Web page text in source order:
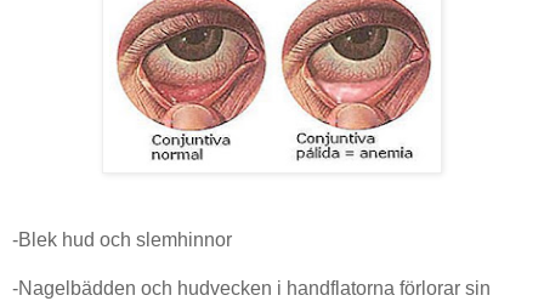
-Blek hud och slemhinnor
-Nagelbädden och hudvecken i handflatorna förlorar sin